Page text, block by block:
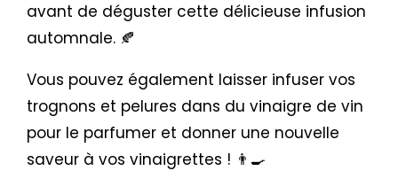
avant de déguster cette délicieuse infusion
automnale. 🍂
Vous pouvez également laisser infuser vos
trognons et pelures dans du vinaigre de vin
pour le parfumer et donner une nouvelle
saveur à vos vinaigrettes ! 👨‍🍳